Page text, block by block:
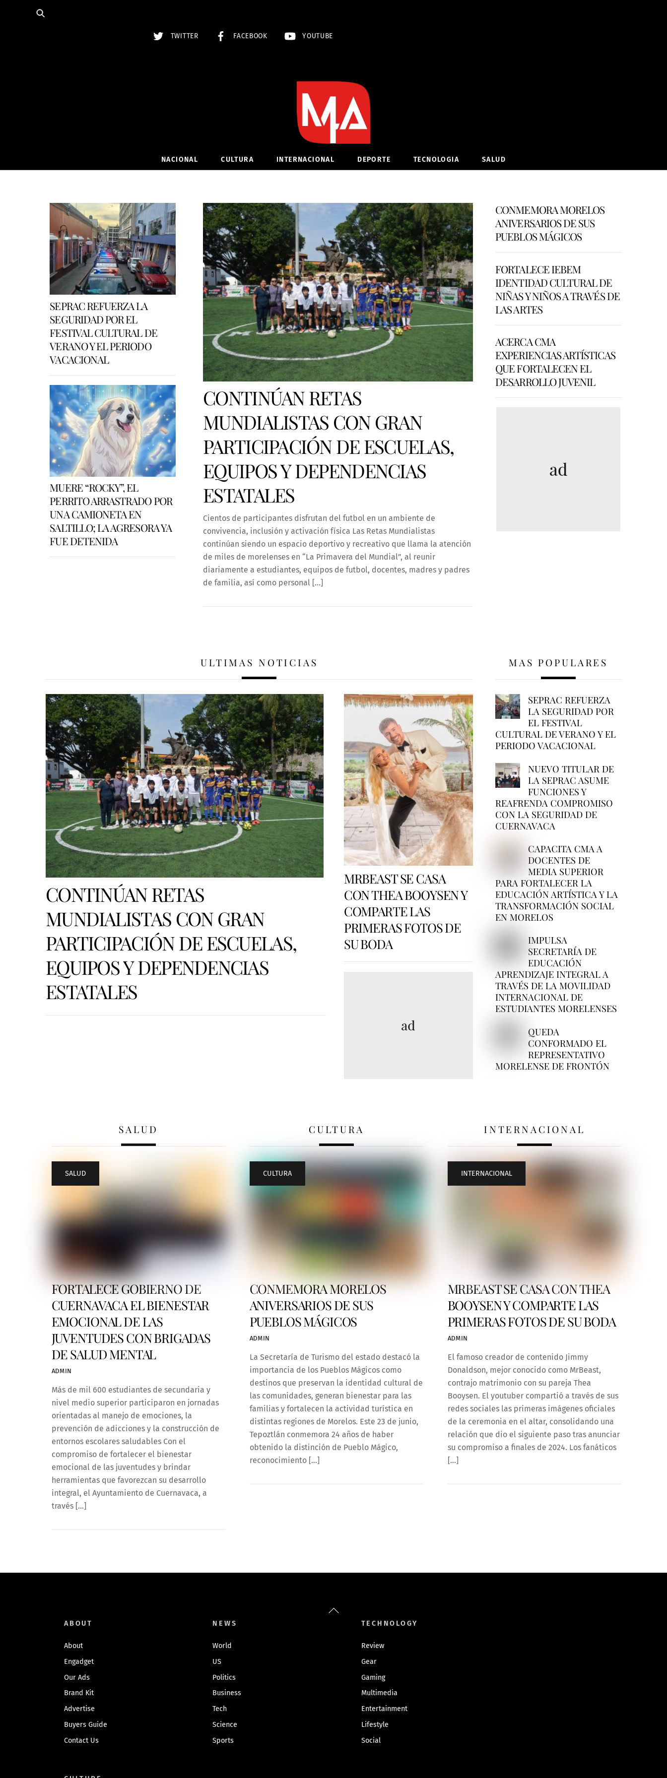
TWITTER FACEBOOK YOUTUBE
NACIONAL CULTURA INTERNACIONAL DEPORTE TECNOLOGIA SALUD
SEPRAC REFUERZA LA
SEGURIDAD POR EL
FESTIVAL CULTURAL DE
VERANO Y EL PERIODO
VACACIONAL
MUERE “ROCKY”, EL
PERRITO ARRASTRADO POR
UNA CAMIONETA EN
SALTILLO; LA AGRESORA YA
FUE DETENIDA
CONTINÚAN RETAS
MUNDIALISTAS CON GRAN
PARTICIPACIÓN DE ESCUELAS,
EQUIPOS Y DEPENDENCIAS
ESTATALES
Cientos de participantes disfrutan del futbol en un ambiente de
convivencia, inclusión y activación física Las Retas Mundialistas
continúan siendo un espacio deportivo y recreativo que llama la atención
de miles de morelenses en “La Primavera del Mundial”, al reunir
diariamente a estudiantes, equipos de futbol, docentes, madres y padres
de familia, así como personal […]
CONMEMORA MORELOS
ANIVERSARIOS DE SUS
PUEBLOS MÁGICOS
FORTALECE IEBEM
IDENTIDAD CULTURAL DE
NIÑAS Y NIÑOS A TRAVÉS DE
LAS ARTES
ACERCA CMA
EXPERIENCIAS ARTÍSTICAS
QUE FORTALECEN EL
DESARROLLO JUVENIL
ULTIMAS NOTICIAS
CONTINÚAN RETAS
MUNDIALISTAS CON GRAN
PARTICIPACIÓN DE ESCUELAS,
EQUIPOS Y DEPENDENCIAS
ESTATALES
MRBEAST SE CASA
CON THEA BOOYSEN Y
COMPARTE LAS
PRIMERAS FOTOS DE
SU BODA
MAS POPULARES
SEPRAC REFUERZA
LA SEGURIDAD POR
EL FESTIVAL
CULTURAL DE VERANO Y EL
PERIODO VACACIONAL
NUEVO TITULAR DE
LA SEPRAC ASUME
FUNCIONES Y
REAFRENDA COMPROMISO
CON LA SEGURIDAD DE
CUERNAVACA
CAPACITA CMA A
DOCENTES DE
MEDIA SUPERIOR
PARA FORTALECER LA
EDUCACIÓN ARTÍSTICA Y LA
TRANSFORMACIÓN SOCIAL
EN MORELOS
IMPULSA
SECRETARÍA DE
EDUCACIÓN
APRENDIZAJE INTEGRAL A
TRAVÉS DE LA MOVILIDAD
INTERNACIONAL DE
ESTUDIANTES MORELENSES
QUEDA
CONFORMADO EL
REPRESENTATIVO
MORELENSE DE FRONTÓN
SALUD
FORTALECE GOBIERNO DE
CUERNAVACA EL BIENESTAR
EMOCIONAL DE LAS
JUVENTUDES CON BRIGADAS
DE SALUD MENTAL
ADMIN
SALUD
Más de mil 600 estudiantes de secundaria y
nivel medio superior participaron en jornadas
orientadas al manejo de emociones, la
prevención de adicciones y la construcción de
entornos escolares saludables Con el
compromiso de fortalecer el bienestar
emocional de las juventudes y brindar
herramientas que favorezcan su desarrollo
integral, el Ayuntamiento de Cuernavaca, a
través […]
CULTURA
CONMEMORA MORELOS
ANIVERSARIOS DE SUS
PUEBLOS MÁGICOS
ADMIN
CULTURA
La Secretaría de Turismo del estado destacó la
importancia de los Pueblos Mágicos como
destinos que preservan la identidad cultural de
las comunidades, generan bienestar para las
familias y fortalecen la actividad turística en
distintas regiones de Morelos. Este 23 de junio,
Tepoztlán conmemora 24 años de haber
obtenido la distinción de Pueblo Mágico,
reconocimiento […]
INTERNACIONAL
MRBEAST SE CASA CON THEA
BOOYSEN Y COMPARTE LAS
PRIMERAS FOTOS DE SU BODA
ADMIN
INTERNACIONAL
El famoso creador de contenido Jimmy
Donaldson, mejor conocido como MrBeast,
contrajo matrimonio con su pareja Thea
Booysen. El youtuber compartió a través de sus
redes sociales las primeras imágenes oficiales
de la ceremonia en el altar, consolidando una
relación que dio el siguiente paso tras anunciar
su compromiso a finales de 2024. Los fanáticos
[…]
Back
ABOUT
About
Engadget
Our Ads
Brand Kit
Advertise
Buyers Guide
Contact Us
NEWS
World
US
Politics
Business
Tech
Science
Sports
TECHNOLOGY
Review
Gear
Gaming
Multimedia
Entertainment
Lifestyle
Social